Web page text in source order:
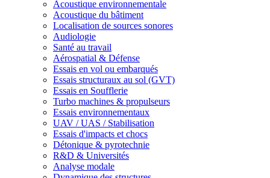
Acoustique environnementale
Acoustique du bâtiment
Localisation de sources sonores
Audiologie
Santé au travail
Aérospatial & Défense
Essais en vol ou embarqués
Essais structuraux au sol (GVT)
Essais en Soufflerie
Turbo machines & propulseurs
Essais environnementaux
UAV / UAS / Stabilisation
Essais d'impacts et chocs
Détonique & pyrotechnie
R&D & Universités
Analyse modale